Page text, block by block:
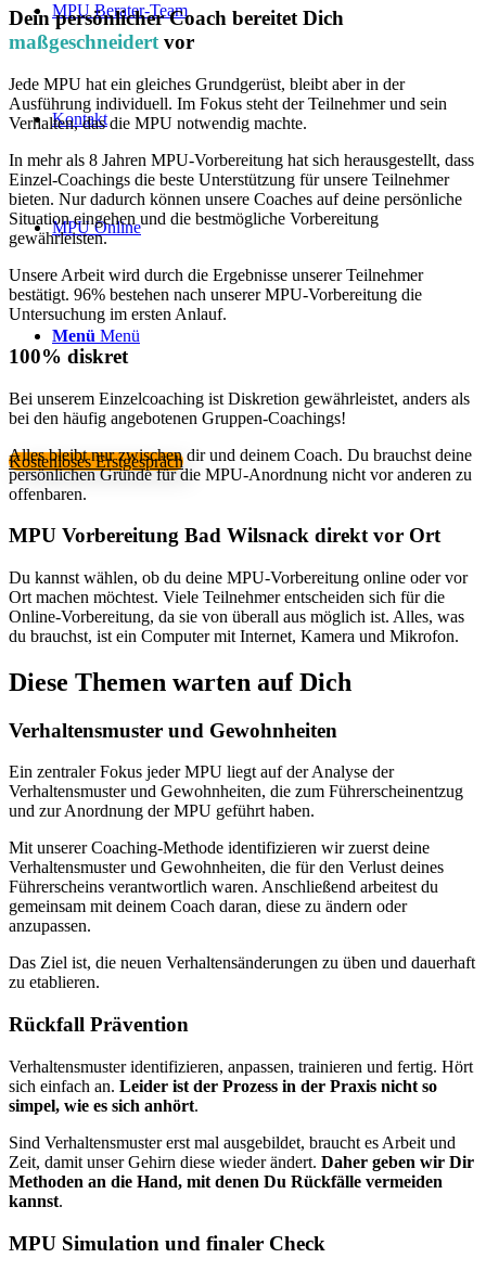
MPU Berater-Team
Kontakt
MPU Online
Menü Menü
Kostenloses Erstgespräch
Dein persönlicher Coach bereitet Dich
maßgeschneidertvor
Jede MPU hat ein gleiches Grundgerüst, bleibt aber in der
Ausführung individuell. Im Fokus steht der Teilnehmer und sein
Verhalten, das die MPU notwendig machte.
In mehr als 8 Jahren MPU-Vorbereitung hat sich herausgestellt, dass
Einzel-Coachings die beste Unterstützung für unsere Teilnehmer
bieten. Nur dadurch können unsere Coaches auf deine persönliche
Situation eingehen und die bestmögliche Vorbereitung
gewährleisten.
Unsere Arbeit wird durch die Ergebnisse unserer Teilnehmer
bestätigt. 96% bestehen nach unserer MPU-Vorbereitung die
Untersuchung im ersten Anlauf.
100% diskret
Bei unserem Einzelcoaching ist Diskretion gewährleistet, anders als
bei den häufig angebotenen Gruppen-Coachings!
Alles bleibt nur zwischen dir und deinem Coach. Du brauchst deine
persönlichen Gründe für die MPU-Anordnung nicht vor anderen zu
offenbaren.
MPU Vorbereitung Bad Wilsnack direkt vor Ort
Du kannst wählen, ob du deine MPU-Vorbereitung online oder vor
Ort machen möchtest. Viele Teilnehmer entscheiden sich für die
Online-Vorbereitung, da sie von überall aus möglich ist. Alles, was
du brauchst, ist ein Computer mit Internet, Kamera und Mikrofon.
Diese Themen warten auf Dich
Verhaltensmuster und Gewohnheiten
Ein zentraler Fokus jeder MPU liegt auf der Analyse der
Verhaltensmuster und Gewohnheiten, die zum Führerscheinentzug
und zur Anordnung der MPU geführt haben.
Mit unserer Coaching-Methode identifizieren wir zuerst deine
Verhaltensmuster und Gewohnheiten, die für den Verlust deines
Führerscheins verantwortlich waren. Anschließend arbeitest du
gemeinsam mit deinem Coach daran, diese zu ändern oder
anzupassen.
Das Ziel ist, die neuen Verhaltensänderungen zu üben und dauerhaft
zu etablieren.
Rückfall Prävention
Verhaltensmuster identifizieren, anpassen, trainieren und fertig. Hört
sich einfach an. Leider ist der Prozess in der Praxis nicht so
simpel, wie es sich anhört.
Sind Verhaltensmuster erst mal ausgebildet, braucht es Arbeit und
Zeit, damit unser Gehirn diese wieder ändert. Daher geben wir Dir
Methoden an die Hand, mit denen Du Rückfälle vermeiden
kannst.
MPU Simulation und finaler Check